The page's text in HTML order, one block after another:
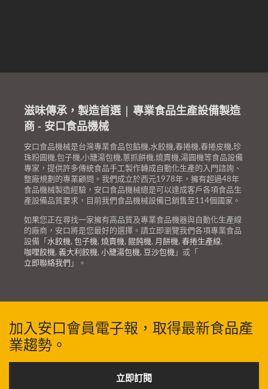
滋味傳承，製造首選 | 專業食品生產設備製造
商 - 安口食品機械
安口食品機械是台灣專業食品包餡機,水餃機,春捲機,春捲皮機,珍
珠粉圓機,包子機,小籠湯包機,蔥抓餅機,燒賣機,湯圓機等食品設備
專家，提供許多傳統食品手工製作轉成自動化生產的入門諮詢、
整廠規劃的專業顧問。我們成立於西元1978年，擁有超過48年
食品機械製造經驗，安口食品機械總是可以達成客戶各項食品生
產設備品質要求，目前我們食品機械設備已銷售至114個國家。
如果您正在尋找一家擁有高品質及專業食品機器與自動化生產線
的廠商，安口將是您最好的選擇。請立即瀏覽我們各項專業食品
設備「 水餃機, 包子機, 燒賣機, 餛飩機, 月餅機, 春捲生產線,
咖哩餃機, 義大利餃機, 小籠湯包機, 豆沙包機 」或「
立即聯絡我們 」。
加入安口會員電子報，取得最新食品產
業趨勢。
立即訂閱